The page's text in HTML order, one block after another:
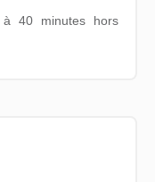
40 minutes hors